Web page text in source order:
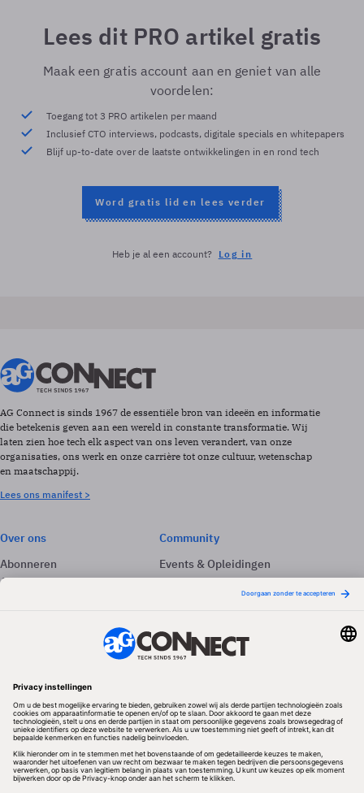
Lees dit PRO artikel gratis
Maak een gratis account aan en geniet van alle
voordelen:
Toegang tot 3 PRO artikelen per maand
Inclusief CTO interviews, podcasts, digitale specials en whitepapers
Blijf up-to-date over de laatste ontwikkelingen in en rond tech
Word gratis lid en lees verder
Heb je al een account? Log in
AG Connect is sinds 1967 de essentiële bron van ideeën en informatie
die betekenis geven aan een wereld in constante transformatie. Wij
laten zien hoe tech elk aspect van ons leven verandert, van onze
organisaties, ons werk en onze carrière tot onze cultuur, wetenschap
en maatschappij.
Lees ons manifest >
Over ons
Abonneren
Adverteren
Community
Events & Opleidingen
Nieuwsbrieven
Volg ons
Redactionele partner